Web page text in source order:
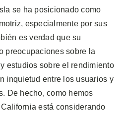
se ha posicionado como
especialmente por sus
es verdad que su
preocupaciones sobre la
estudios sobre el rendimiento
inquietud entre los usuarios y
De hecho, como hemos
está considerando